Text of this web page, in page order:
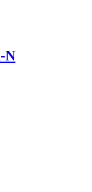
N